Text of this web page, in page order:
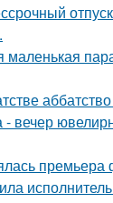
маленькая
вечер